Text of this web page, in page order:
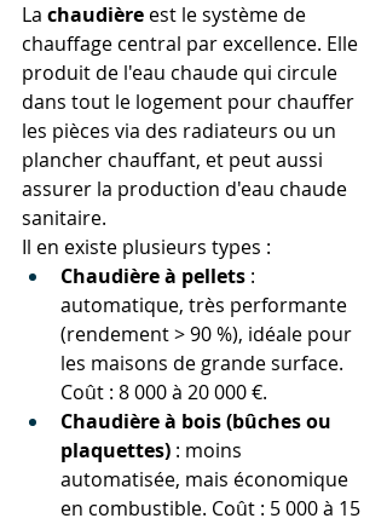
La chaudière est le système de
chauffage central par excellence. Elle
produit de l'eau chaude qui circule
dans tout le logement pour chauffer
les pièces via des radiateurs ou un
plancher chauffant, et peut aussi
assurer la production d'eau chaude
sanitaire.
Il en existe plusieurs types :
Chaudière à pellets :
automatique, très performante
(rendement > 90 %), idéale pour
les maisons de grande surface.
Coût : 8 000 à 20 000 €.
Chaudière à bois (bûches ou
plaquettes) : moins
automatisée, mais économique
en combustible. Coût : 5 000 à 15